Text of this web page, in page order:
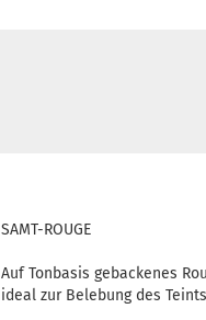
SAMT-ROUGE
Auf Tonbasis gebackenes
ideal zur Belebung des